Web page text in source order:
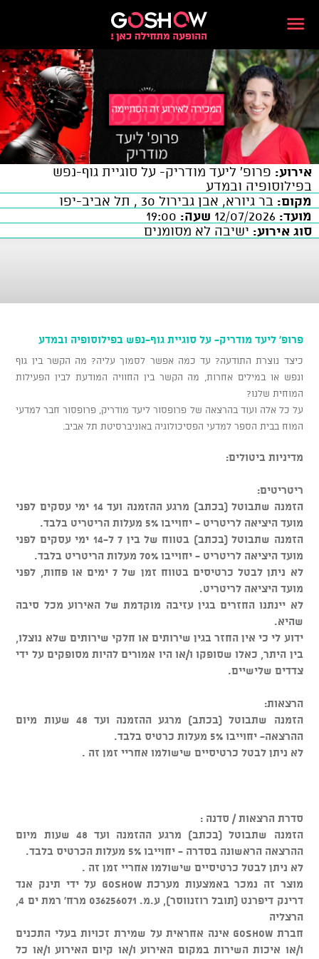
אירוע: פרופ' ליעד מודריק- על סוגיית גוף-נפש
בפילוסופיה ובמדע
מקום: בר גיורא, אבן גבירול 30 , תל אביב-יפו
מועד:
שעה:
סוג אירוע: ישיבה לא מסומנים
פרופ' ליעד מודריק- על סוגיית גוף-נפש בפילוסופיה ובמדע
כיצד נוצרת התודעה? עד כמה אפשר לסמוך עליה? מה הקשר בין גוף
ונפש או במילים אחרות, מה הקשר בין החוויה המודעת לבין הפעילות
המוחית שלנו?
על כל אלה ועוד בהרצאה של פרופסור ליעד מודריק, פרופסור חבר למדעי
המוח בבית הספר למדעי הפסיכולוגיה באוניברסיטת תל אביב.
מדיניות ביטולים:
ריטריטים:
הזמנה שתבוטל (בכתב) מרגע ההזמנה ועד 14 ימי עסקים לפני
מועד היציאה לריטריט - יחוייבו 5% מעלות הריטריט בלבד.
הזמנה שתבוטל (בכתב) בטווח של בין 7 ל-14 ימי עסקים לפני
מועד היציאה לריטריט - יחוייבו 70% מעלות הריטריט בלבד.
לא ניתן לבטל כרטיסים בטווח זמן של 7 ימים או פחות, לפני
מועד היציאה לריטריט.
לא יינתנו החזרים בגין עזיבה מוקדמת של האירוע מכל סיבה
שהיא.
ידוע לי כי אין החזר בגין שירותים או חלקי שירותים שלא נוצלו,
בין היתר, כאלו שסופקו ו/או היו אמורים להיות מסופקים על ידי
צדדים שלישיים.
הרצאות:
הזמנה שתבוטל (בכתב) מרגע ההזמנה ועד 48 שעות מיום
ההרצאה- יחוייבו 5% מעלות כרטיס בלבד.
לא ניתן לבטל כרטיסיים שישולמו אחריי זמן זה .
סדרת הרצאות / סדנה :
הזמנה שתבוטל (בכתב) מרגע ההזמנה ועד 48 שעות מיום
ההרצאה הראשונה בסדרה - יחוייבו 5% מעלות הכרטיס בלבד.
לא ניתן לבטל כרטיסיים שישולמו אחריי זמן זה .
מוצר זה נמכר באמצעות מערכת GOSHOW על ידי תינק אנד
דרינק דיפרנט (תובל רוזנווסר), ע.מ. 036256071 מרח' רמת ים 4,
הרצליה
חברת GOSHOW אינה אחראית על שמירת זכויות בעלי התכנים
ו/או איכות השירות במקום האירוע ו/או קיום האירוע ו/או כל